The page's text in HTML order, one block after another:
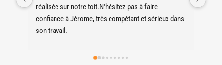
réalisée sur notre toit.N'hésitez pas à faire
confiance à Jérome, très compétant et sérieux dans
son travail.